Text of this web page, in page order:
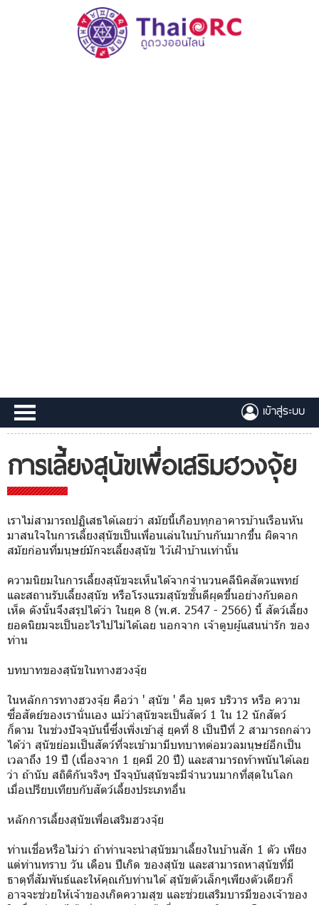
เข้าสู่ระบบ
การเลี้ยงสุนัขเพื่อเสริมฮวงจุ้ย
เราไม่สามารถปฏิเสธได้เลยว่า สมัยนี้เกือบทุกอาคารบ้านเรือนหัน
มาสนใจในการเลี้ยงสุนัขเป็นเพื่อนเล่นในบ้านกันมากขึ้น ผิดจาก
สมัยก่อนที่มนุษย์มักจะเลี้ยงสุนัข ไว้เฝ้าบ้านเท่านั้น
ความนิยมในการเลี้ยงสุนัขจะเห็นได้จากจำนวนคลีนิคสัตวแพทย์
และสถานรับเลี้ยงสุนัข หรือโรงแรมสุนัขชั้นดีผุดขึ้นอย่างกับดอก
เห็ด ดังนั้นจึงสรุปได้ว่า ในยุค 8 (พ.ศ. 2547 - 2566) นี้ สัตว์เลี้ยง
ยอดนิยมจะเป็นอะไรไปไม่ได้เลย นอกจาก เจ้าตูบผู้แสนน่ารัก ของ
ท่าน
บทบาทของสุนัขในทางฮวงจุ้ย
ในหลักการทางฮวงจุ้ย คือว่า ' สุนัข ' คือ บุตร บริวาร หรือ ความ
ซื่อสัตย์ของเรานั่นเอง แม้ว่าสุนัขจะเป็นสัตว์ 1 ใน 12 นักสัตว์
ก็ตาม ในช่วงปัจจุบันนี้ซึ่งเพิ่งเข้าสู่ ยุคที่ 8 เป็นปีที่ 2 สามารถกล่าว
ได้ว่า สุนัขย่อมเป็นสัตว์ที่จะเข้ามามีบทบาทต่อมวลมนุษย์อีกเป็น
เวลาถึง 19 ปี (เนื่องจาก 1 ยุคมี 20 ปี) และสามารถท้าพนันได้เลย
ว่า ถ้านับ สถิติกันจริงๆ ปัจจุบันสุนัขจะมีจำนวนมากที่สุดในโลก
เมื่อเปรียบเทียบกับสัตว์เลี้ยงประเภทอื่น
หลักการเลี้ยงสุนัขเพื่อเสริมฮวงจุ้ย
ท่านเชื่อหรือไม่ว่า ถ้าท่านจะนำสุนัขมาเลี้ยงในบ้านสัก 1 ตัว เพียง
แต่ท่านทราบ วัน เดือน ปีเกิด ของสุนัข และสามารถหาสุนัขที่มี
ธาตุที่สัมพันธ์และให้คุณกับท่านได้ สุนัขตัวเล็กๆเพียงตัวเดียวก็
อาจจะช่วยให้เจ้าของเกิดความสุข และช่วยเสริมบารมีของเจ้าของ